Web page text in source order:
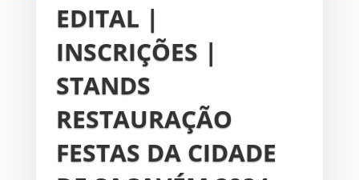
EDITAL |
INSCRIÇÕES |
STANDS
RESTAURAÇÃO
FESTAS DA CIDADE